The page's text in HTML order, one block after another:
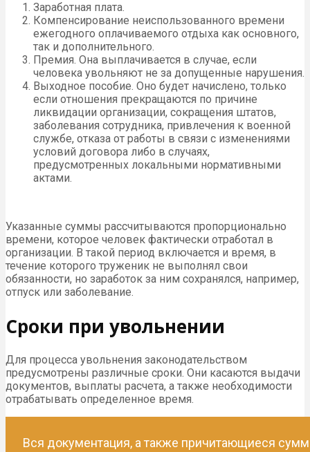
Заработная плата.
Компенсирование неиспользованного времени
ежегодного оплачиваемого отдыха как основного,
так и дополнительного.
Премия. Она выплачивается в случае, если
человека увольняют не за допущенные нарушения.
Выходное пособие. Оно будет начислено, только
если отношения прекращаются по причине
ликвидации организации, сокращения штатов,
заболевания сотрудника, привлечения к военной
службе, отказа от работы в связи с изменениями
условий договора либо в случаях,
предусмотренных локальными нормативными
актами.
Указанные суммы рассчитываются пропорционально
времени, которое человек фактически отработал в
организации. В такой период включается и время, в
течение которого труженик не выполнял свои
обязанности, но заработок за ним сохранялся, например,
отпуск или заболевание.
Сроки при увольнении
Для процесса увольнения законодательством
предусмотрены различные сроки. Они касаются выдачи
документов, выплаты расчета, а также необходимости
отрабатывать определенное время.
Вся документация, а также причитающиеся